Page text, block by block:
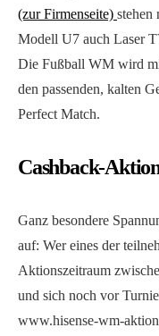
(zur Firmenseite) stehen
Modell U7 auch Laser
Die Fußball WM wird
den passenden, kalten
Perfect Match.
Cashback-
Ganz besondere
auf: Wer eines der
Aktionszeitraum
und sich noch vor
www.hisense-wm-